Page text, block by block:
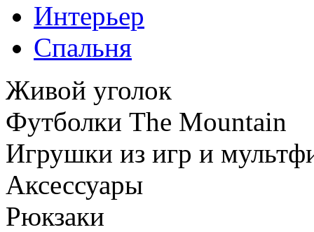
Интерьер
Спальня
Живой уголок
Футболки The Mountain
Игрушки из игр и
Аксессуары
Рюкзаки